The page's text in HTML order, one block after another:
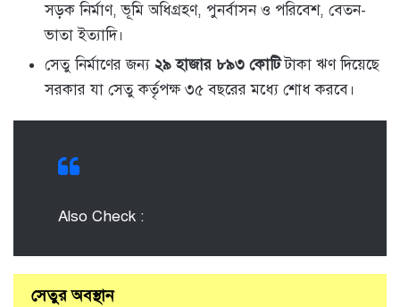
সড়ক নির্মাণ, ভূমি অধিগ্রহণ, পুনর্বাসন ও পরিবেশ, বেতন-
ভাতা ইত্যাদি।
সেতু নির্মাণের জন্য ২৯ হাজার ৮৯৩ কোটিটাকা ঋণ দিয়েছে
সরকার যা সেতু কর্তৃপক্ষ ৩৫ বছরের মধ্যে শোধ করবে।
Also Check :
সেতুর অবস্থান